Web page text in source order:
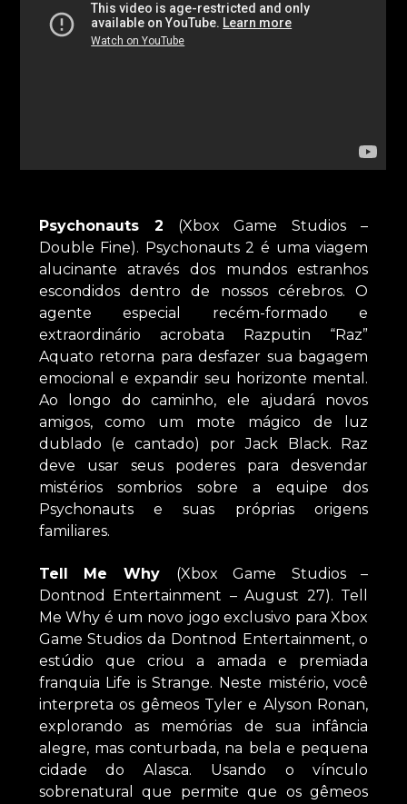
Psychonauts 2 (Xbox Game Studios –
Double Fine). Psychonauts 2 é uma viagem
alucinante através dos mundos estranhos
escondidos dentro de nossos cérebros. O
agente especial recém-formado e
extraordinário acrobata Razputin “Raz”
Aquato retorna para desfazer sua bagagem
emocional e expandir seu horizonte mental.
Ao longo do caminho, ele ajudará novos
amigos, como um mote mágico de luz
dublado (e cantado) por Jack Black. Raz
deve usar seus poderes para desvendar
mistérios sombrios sobre a equipe dos
Psychonauts e suas próprias origens
familiares.
Tell Me Why (Xbox Game Studios –
Dontnod Entertainment – August 27). Tell
Me Why é um novo jogo exclusivo para Xbox
Game Studios da Dontnod Entertainment, o
estúdio que criou a amada e premiada
franquia Life is Strange. Neste mistério, você
interpreta os gêmeos Tyler e Alyson Ronan,
explorando as memórias de sua infância
alegre, mas conturbada, na bela e pequena
cidade do Alasca. Usando o vínculo
sobrenatural que permite que os gêmeos